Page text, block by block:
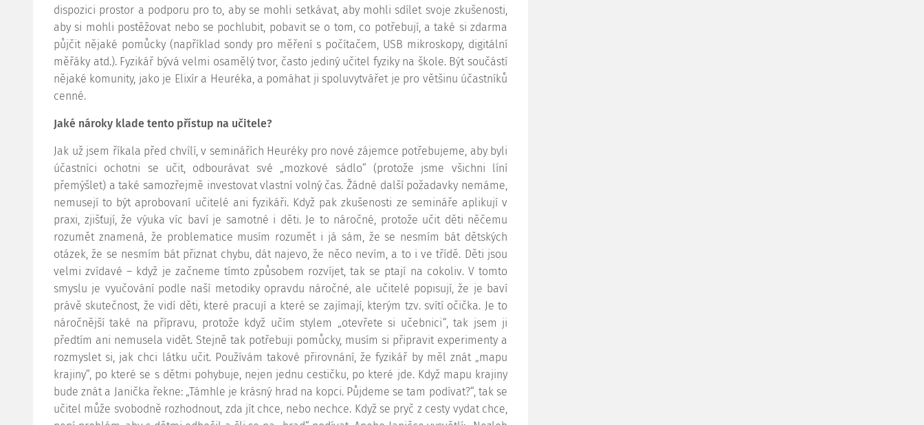
dispozici prostor a podporu pro to, aby se mohli setkávat, aby mohli sdílet svoje zkušenosti,
aby si mohli postěžovat nebo se pochlubit, pobavit se o tom, co potřebují, a také si zdarma
půjčit nějaké pomůcky (například sondy pro měření s počítačem, USB mikroskopy, digitální
měřáky atd.). Fyzikář bývá velmi osamělý tvor, často jediný učitel fyziky na škole. Být součástí
nějaké komunity, jako je Elixír a Heuréka, a pomáhat ji spoluvytvářet je pro většinu účastníků
cenné.
Jaké nároky klade tento přístup na učitele?
Jak už jsem říkala před chvílí, v seminářích Heuréky pro nové zájemce potřebujeme, aby byli
účastníci ochotni se učit, odbourávat své „mozkové sádlo“ (protože jsme všichni líní
přemýšlet) a také samozřejmě investovat vlastní volný čas. Žádné další požadavky nemáme,
nemusejí to být aprobovaní učitelé ani fyzikáři. Když pak zkušenosti ze semináře aplikují v
praxi, zjišťují, že výuka víc baví je samotné i děti. Je to náročné, protože učit děti něčemu
rozumět znamená, že problematice musím rozumět i já sám, že se nesmím bát dětských
otázek, že se nesmím bát přiznat chybu, dát najevo, že něco nevím, a to i ve třídě. Děti jsou
velmi zvídavé – když je začneme tímto způsobem rozvíjet, tak se ptají na cokoliv. V tomto
smyslu je vyučování podle naší metodiky opravdu náročné, ale učitelé popisují, že je baví
právě skutečnost, že vidí děti, které pracují a které se zajímají, kterým tzv. svítí očička. Je to
náročnější také na přípravu, protože když učím stylem „otevřete si učebnici“, tak jsem ji
předtím ani nemusela vidět. Stejně tak potřebuji pomůcky, musím si připravit experimenty a
rozmyslet si, jak chci látku učit. Používám takové přirovnání, že fyzikář by měl znát „mapu
krajiny“, po které se s dětmi pohybuje, nejen jednu cestičku, po které jde. Když mapu krajiny
bude znát a Janička řekne: „Támhle je krásný hrad na kopci. Půjdeme se tam podívat?“, tak se
učitel může svobodně rozhodnout, zda jít chce, nebo nechce. Když se pryč z cesty vydat chce,